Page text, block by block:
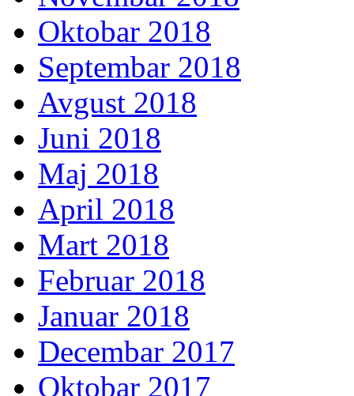
Oktobar 2018
Septembar 2018
Avgust 2018
Juni 2018
Maj 2018
April 2018
Mart 2018
Februar 2018
Januar 2018
Decembar 2017
Oktobar 2017